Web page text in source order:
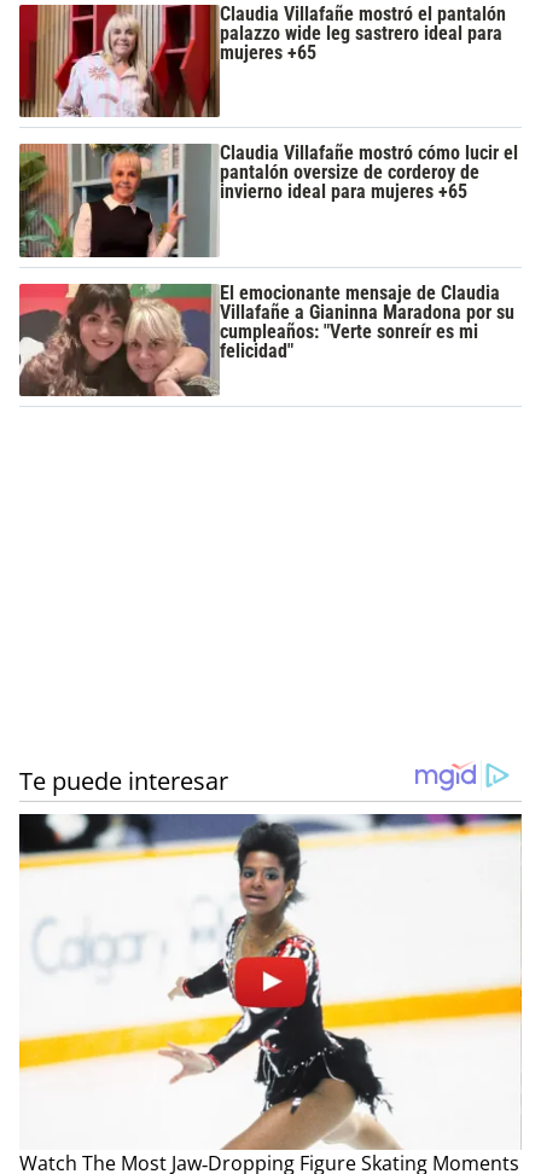
Claudia Villafañe mostró el pantalón
palazzo wide leg sastrero ideal para
mujeres +65
Claudia Villafañe mostró cómo lucir el
pantalón oversize de corderoy de
invierno ideal para mujeres +65
El emocionante mensaje de Claudia
Villafañe a Gianinna Maradona por su
cumpleaños: "Verte sonreír es mi
felicidad"